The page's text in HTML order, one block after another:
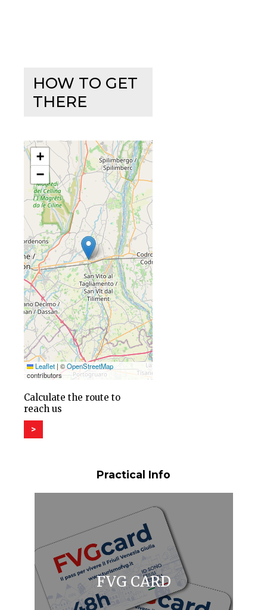
HOW TO GET
THERE
+
−
Leaflet | ©OpenStreetMap
contributors
Calculate the route to
reach us
>
Practical Info
FVG CARD